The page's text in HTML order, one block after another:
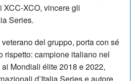
XCO, vincere gli
Series.
veterano del gruppo, porta con sé
rispetto: campione italiano nel
Mondiali élite 2018 e 2022,
d’Italia Series e autore